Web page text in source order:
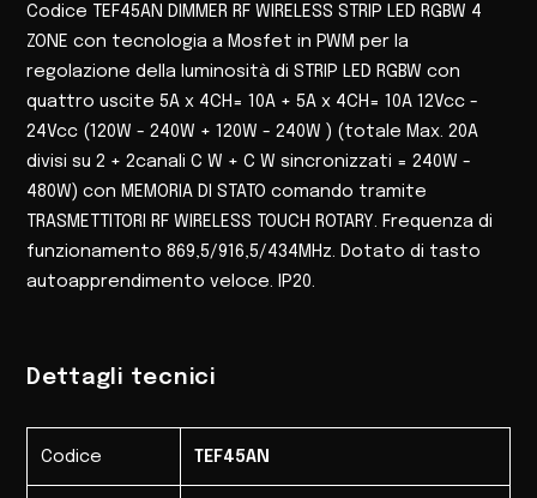
Codice TEF45AN DIMMER RF WIRELESS STRIP LED RGBW 4
ZONE con tecnologia a Mosfet in PWM per la
regolazione della luminosità di STRIP LED RGBW con
quattro uscite 5A x 4CH= 10A + 5A x 4CH= 10A 12Vcc -
24Vcc (120W - 240W + 120W - 240W ) (totale Max. 20A
divisi su 2 + 2canali C W + C W sincronizzati = 240W -
480W) con MEMORIA DI STATO comando tramite
TRASMETTITORI RF WIRELESS TOUCH ROTARY. Frequenza di
funzionamento 869,5/916,5/434MHz. Dotato di tasto
autoapprendimento veloce. IP20.
Dettagli tecnici
Codice TEF45AN